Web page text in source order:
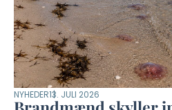
NYHEDER13. JULI 2026